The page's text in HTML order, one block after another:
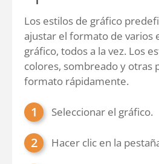
Los estilos de gráfico
ajustar el formato de varios
gráfico, todos a la vez. Los
colores, sombreado y otras
formato rápidamente.
Seleccionar el gráfico.
Hacer clic en la